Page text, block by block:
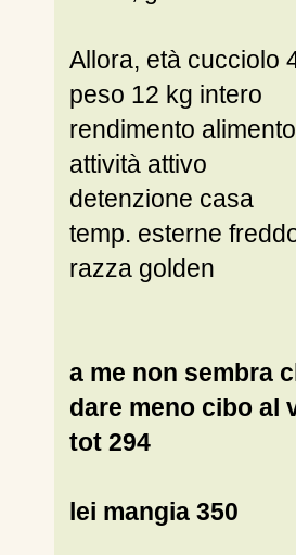
Allora, età cucciolo
peso 12 kg intero
rendimento
attività attivo
detenzione casa
temp. esterne
razza golden
a me non sembra
dare meno cibo al
tot 294
lei mangia 350